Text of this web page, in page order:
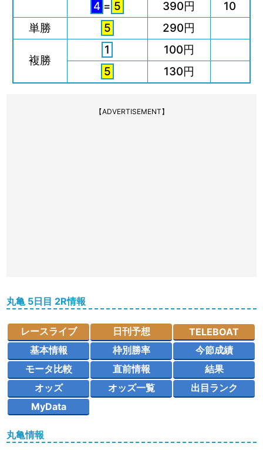
4 = 5 390円
10
単勝
5 290円
複勝
1
100円
5
130円
【ADVERTISEMENT】
丸亀 5日目 2R情報
レースライブ 日刊予想
TELEBOAT
基本情報
枠別勝率
今節成績
モータ比較
直前情報
結果
オッズ
オッズ一覧
出目ランク
MyData
丸亀情報